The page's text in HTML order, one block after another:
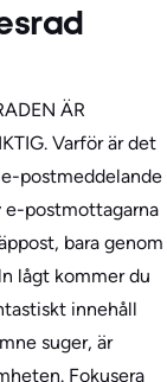
ÄR
Varför är det
postmeddelande
e-postmottagarna
bara genom
lågt kommer du
innehåll
suger, är
Fokusera